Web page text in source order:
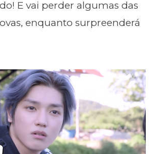
E vai perder algumas das
enquanto surpreenderá